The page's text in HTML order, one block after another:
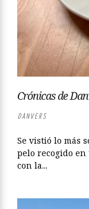
Crónicas de
DANVERS
Se vistió lo más
pelo recogido
con la...